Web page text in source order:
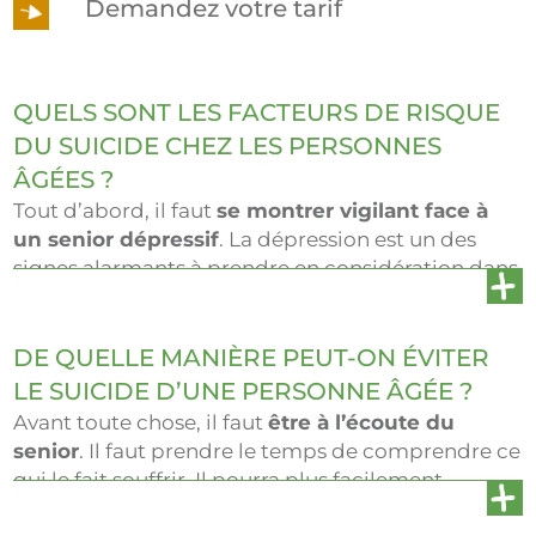
Demandez votre tarif
QUELS SONT LES FACTEURS DE RISQUE
DU SUICIDE CHEZ LES PERSONNES
ÂGÉES ?
Tout d’abord, il fautse montrer vigilant face à
un senior dépressif. La dépression est un des
signes alarmants à prendre en considération dans
comme l’isolement, la perte d’un proche, une
maladie chronique invalidante et douloureuse, la
perte de repères et d’autonomie, le manque de
ressources financières, un déménagement en
structure médicalisée. Les personnes âgées sont
DE QUELLE MANIÈRE PEUT-ON ÉVITER
LE SUICIDE D’UNE PERSONNE ÂGÉE ?
Avant toute chose, il fautêtre à l’écoute du
senior. Il faut prendre le temps de comprendre ce
qui le fait souffrir. Il pourra plus facilement